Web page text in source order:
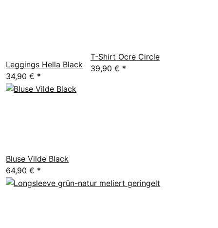
Leggings Hella Black
34,90 € *
T-Shirt Ocre Circle
39,90 € *
Bluse Vilde Black
64,90 € *